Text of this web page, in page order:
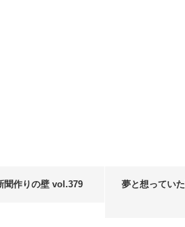
聞作りの壁 vol.379
夢と想ってい